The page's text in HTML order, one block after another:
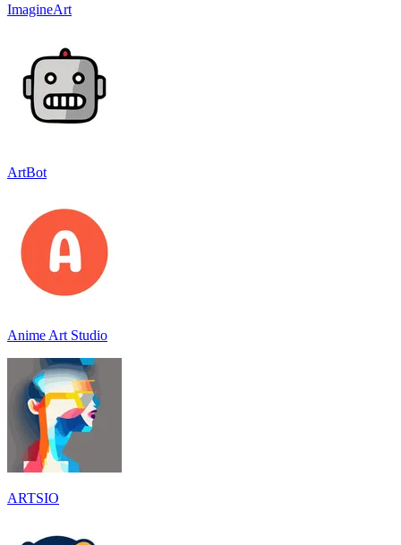
ImagineArt
ArtBot
Anime Art Studio
ARTSIO